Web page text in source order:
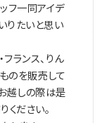
フ一同アイデ
りたいと思い
フランス、りん
のを販売して
越しの際は是
ください。